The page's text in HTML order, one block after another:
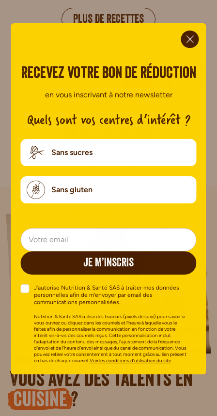
PLUS DE RECETTES
Ils en parlent mieux que
nous
Pas encore de commentaire.
Vous avez des talents en
cuisine ?
Recevez votre bon de réduction
en vous inscrivant à notre newsletter
Quels sont vos centres d’intérêt ?
Sans sucres
Sans gluten
JE M’INSCRIS
J’autorise Nutrition & Santé SAS à traiter mes données
personnelles afin de m’envoyer par email des
communications personnalisées.
Nutrition & Santé SAS utilise des traceurs (pixels de suivi) pour savoir si
vous ouvrez ou cliquez dans les courriels et l’heure à laquelle vous le
faites afin de personnaliser la communication en fonction de votre
intérêt vis-à-vis des courriels reçus. Cette personnalisation inclut
l’adaptation du contenu des messages, l’ajustement de la fréquence
d’envoi et de l’heure d’envoi ainsi que du canal de communication. Vous
pouvez retirer votre consentement à tout moment grâce au lien présent
en bas de chaque courriel.Voir les conditions d’utilisation du site